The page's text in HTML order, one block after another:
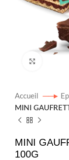
Accueil
MINI
MINI
100G